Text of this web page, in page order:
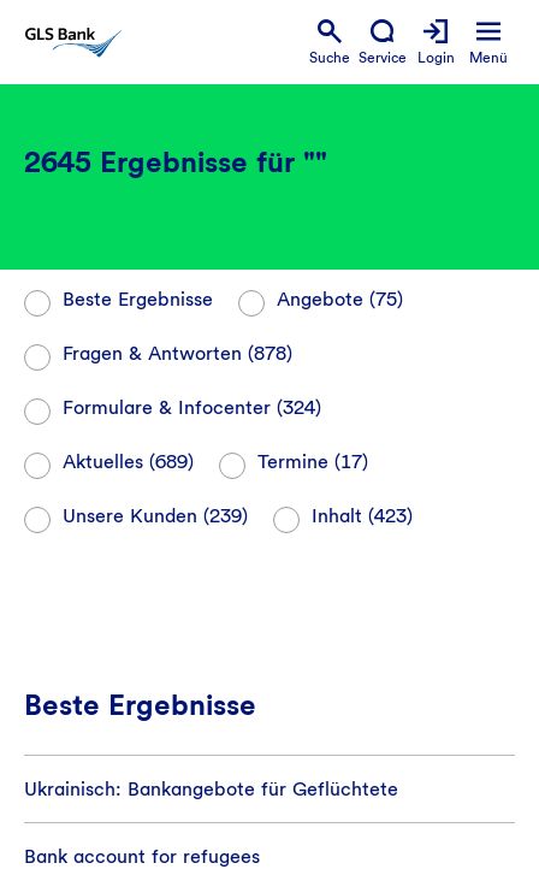
Suche Service Login Menü
2645 Ergebnisse für ""
Beste Ergebnisse Angebote (75)
Fragen & Antworten (878)
Formulare & Infocenter (324)
Aktuelles (689) Termine (17)
Unsere Kunden (239) Inhalt (423)
Beste Ergebnisse
Ukrainisch: Bankangebote für Geflüchtete
Bank account for refugees